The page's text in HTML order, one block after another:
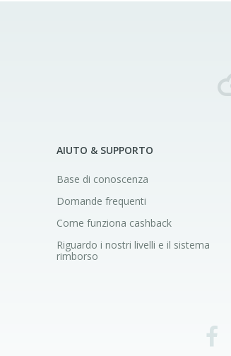
AIUTO & SUPPORTO
Base di conoscenza
Domande frequenti
Come funziona cashback
Riguardo i nostri livelli e il sistema
rimborso